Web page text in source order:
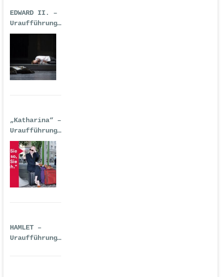
EDWARD II. –
Uraufführung
| Premiere:
Deutsche Oper
Berlin
„Katharina“ –
Uraufführung
| 14.
September
2016
HAMLET –
Uraufführung